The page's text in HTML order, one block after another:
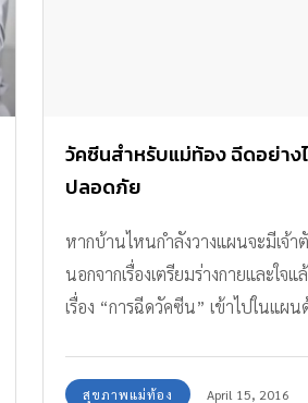
วัคซีนสำหรับแม่ท้อง ฉีดอย่าง
ปลอดภัย
หากบ้านไหนกำลังวางแผนจะมีเจ้า
นอกจากเรื่องเตรียมร่างกายและใจแ
เรื่อง “การฉีดวัคซีน” เข้าไปในแผ
สุขภาพแม่ท้อง April 15, 2016